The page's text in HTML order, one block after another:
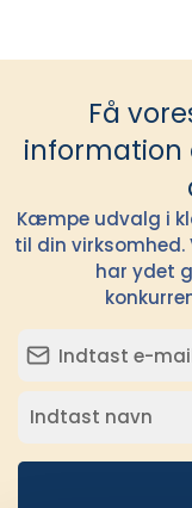
Få
information
Kæmpe udvalg i
til din
har ydet